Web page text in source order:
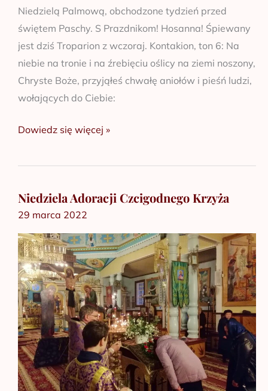
Niedzielą Palmową, obchodzone tydzień przed
świętem Paschy. S Prazdnikom! Hosanna! Śpiewany
jest dziś Troparion z wczoraj. Kontakion, ton 6: Na
niebie na tronie i na źrebięciu oślicy na ziemi noszony,
Chryste Boże, przyjąłeś chwałę aniołów i pieśń ludzi,
wołających do Ciebie:
Dowiedz się więcej »
Niedziela Adoracji Czcigodnego Krzyża
29 marca 2022
Niedziela
Adoracji
Czcigodnego
Krzyża